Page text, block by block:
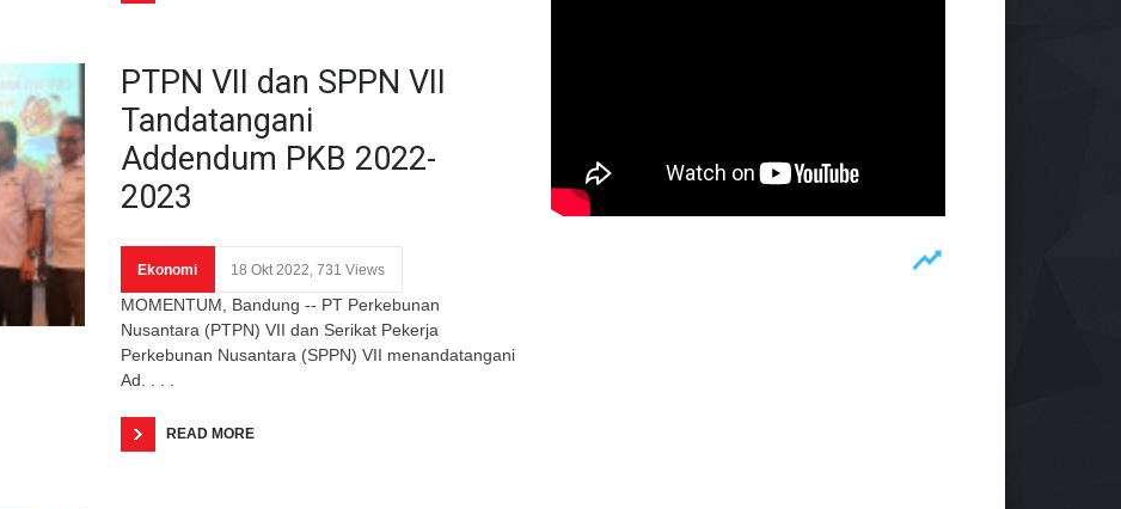
PTPN VII dan SPPN VII
Tandatangani
Addendum PKB 2022-
2023
Ekonomi 18 Okt 2022, 731 Views
MOMENTUM, Bandung -- PT Perkebunan
Nusantara (PTPN) VII dan Serikat Pekerja
Perkebunan Nusantara (SPPN) VII menandatangani
Ad. . . .
READ MORE